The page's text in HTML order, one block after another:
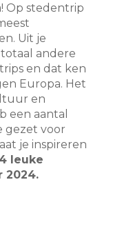
Op stedentrip
Uit je
totaal andere
en dat ken
Europa. Het
en
een aantal
gezet voor
je inspireren
leuke
2024.